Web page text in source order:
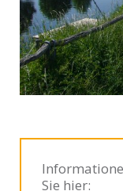
Sie hier: